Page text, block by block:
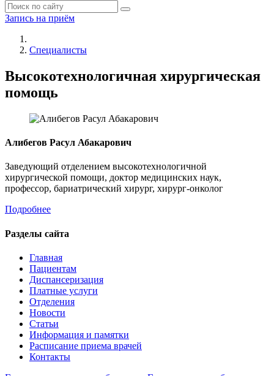
Запись на приём
Специалисты
Высокотехнологичная хирургическая
помощь
Алибегов Расул Абакарович
Заведующий отделением высокотехнологичной
хирургической помощи, доктор медицинских наук,
профессор, бариатрический хирург, хирург-онколог
Подробнее
Разделы сайта
Главная
Пациентам
Диспансеризация
Платные услуги
Отделения
Новости
Статьи
Информация и памятки
Расписание приема врачей
Контакты